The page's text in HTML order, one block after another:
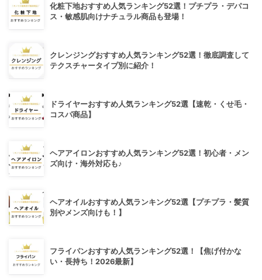
化粧下地おすすめ人気ランキング52選！プチプラ・デパコ
ス・敏感肌向けナチュラル商品も登場！
クレンジングおすすめ人気ランキング52選！徹底調査して
テクスチャータイプ別に紹介！
ドライヤーおすすめ人気ランキング52選【速乾・くせ毛・
コスパ商品】
ヘアアイロンおすすめ人気ランキング52選！初心者・メン
ズ向け・海外対応も♪
ヘアオイルおすすめ人気ランキング52選【プチプラ・髪質
別やメンズ向けも！】
フライパンおすすめ人気ランキング52選！【焦げ付かな
い・長持ち！2026最新】